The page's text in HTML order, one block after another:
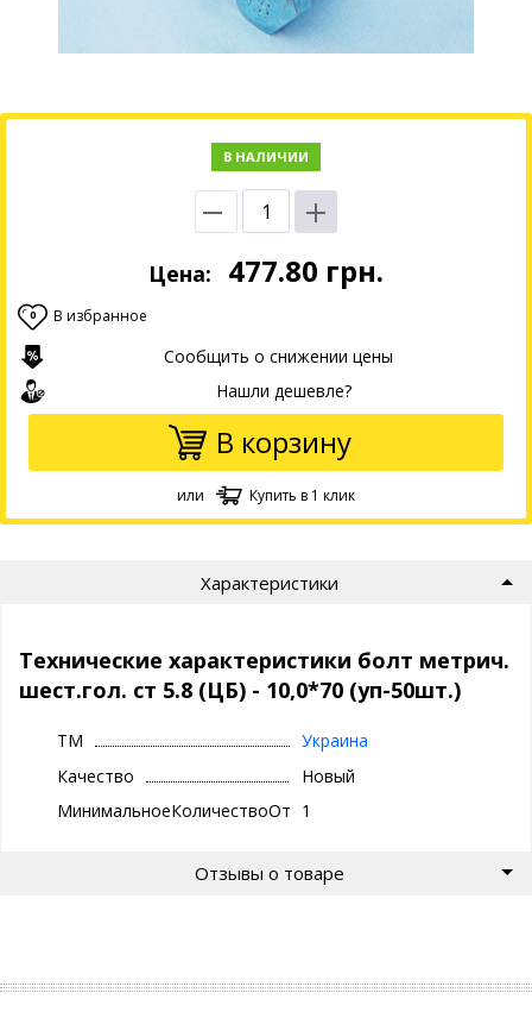
В НАЛИЧИИ
Цена: 477.80 грн.
0 В избранное
Сообщить о снижении цены
Нашли дешевле?
В корзину
или Купить в 1 клик
Характеристики
Технические характеристики болт метрич.
шест.гол. ст 5.8 (ЦБ) - 10,0*70 (уп-50шт.)
ТМ
Украина
Качество
Новый
МинимальноеКоличествоОтгрузки
1
Отзывы о товаре